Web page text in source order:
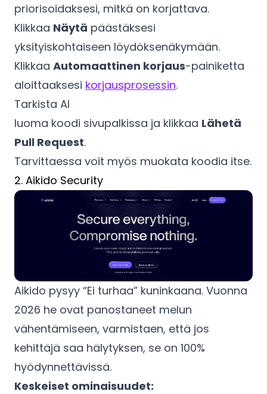
priorisoidaksesi, mitkä on korjattava.
Klikkaa Näytä päästäksesi
yksityiskohtaiseen löydöksenäkymään.
Klikkaa Automaattinen korjaus-painiketta
aloittaaksesi korjausprosessin.
Tarkista AI
luoma koodi sivupalkissa ja klikkaa Lähetä
Pull Request.
Tarvittaessa voit myös muokata koodia itse.
2. Aikido Security
Aikido pysyy “Ei turhaa” kuninkaana. Vuonna
2026 he ovat panostaneet melun
vähentämiseen, varmistaen, että jos
kehittäjä saa hälytyksen, se on 100%
hyödynnettävissä.
Keskeiset ominaisuudet: